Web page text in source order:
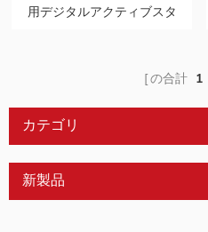
用デジタルアクティブスタ
の合計 1
カテゴリ
新製品